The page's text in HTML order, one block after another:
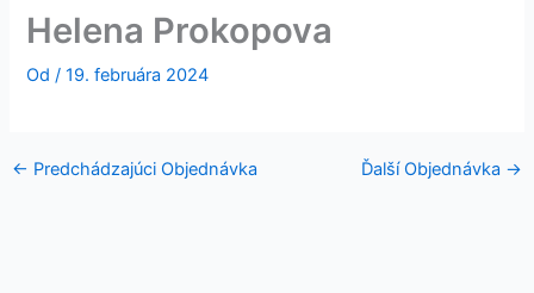
Helena Prokopova
Od /19. februára 2024
← Predchádzajúci Objednávka Ďalší Objednávka →